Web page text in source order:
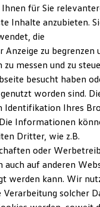
Updates
für Sie
Inhalte anzubieten.
die
zu begrenzen
messen und zu
besucht haben
worden sind.
Identifikation Ihres
Informationen
Dritter, wie z.B.
oder
auch auf anderen
werden kann. Wir
solcher